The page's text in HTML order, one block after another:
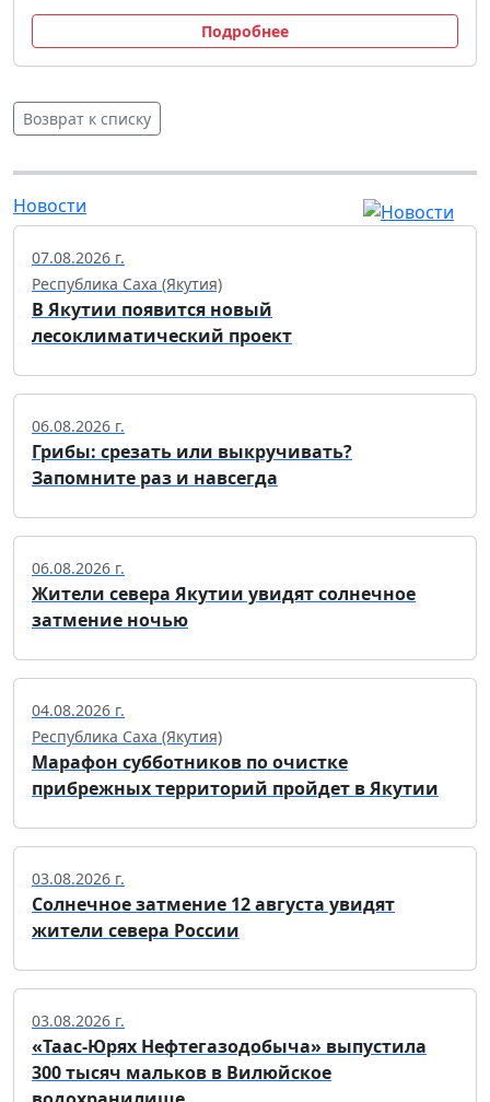
Подробнее
Возврат к списку
Новости
07.08.2026 г.
Республика Саха (Якутия)
В Якутии появится новый
лесоклиматический проект
06.08.2026 г.
Грибы: срезать или выкручивать?
Запомните раз и навсегда
06.08.2026 г.
Жители севера Якутии увидят солнечное
затмение ночью
04.08.2026 г.
Республика Саха (Якутия)
Марафон субботников по очистке
прибрежных территорий пройдет в Якутии
03.08.2026 г.
Солнечное затмение 12 августа увидят
жители севера России
03.08.2026 г.
«Таас-Юрях Нефтегазодобыча» выпустила
300 тысяч мальков в Вилюйское